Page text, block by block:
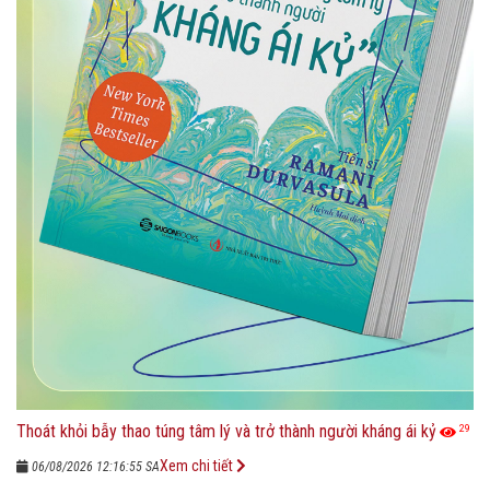
Thoát khỏi bẫy thao túng tâm lý và trở thành người kháng ái kỷ 29
06/08/2026 12:16:55 SAXem chi tiết